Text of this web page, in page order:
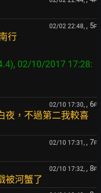
02/02 22:48, , 5F
行
02/10/2017 17:28:
02/10 17:30, , 6F
夜，不過第二我較喜
02/10 17:31, , 7F
02/10 17:32, , 8F
被河蟹了